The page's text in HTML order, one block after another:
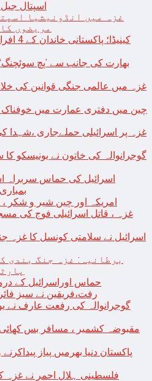
اسپتال
غزہ میں انڈونیشیا
مریضوں
بھارت کی جانب سے ’پچ
غزہ میں عالمی جنگی قوانین کی
گوجرانوالہ کی خاتون نے یونیسکو کا
اسرائیل کی حماس سربراہ
امریکہ اور چین شیر و شکر
اسرائیل نے سلامتی کونسل کا غزہ
برطانیہ: غزہ جنگ بندی
حماس اوراسرائیل کے
رفت،فریقین نے سیز
گوجرانوالہ کی رفعت عارف نے
پاکستان دنیا بھرمیں پیاز